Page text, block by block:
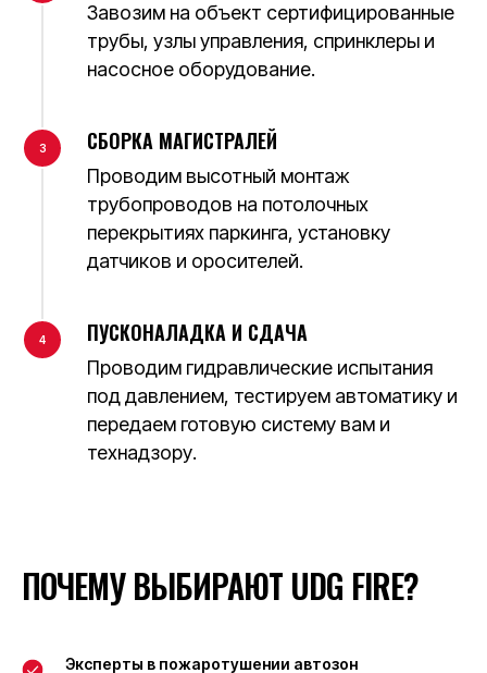
Завозим на объект сертифицированные
трубы, узлы управления, спринклеры и
насосное оборудование.
СБОРКА МАГИСТРАЛЕЙ
Проводим высотный монтаж
трубопроводов на потолочных
перекрытиях паркинга, установку
датчиков и оросителей.
ПУСКОНАЛАДКА И СДАЧА
Проводим гидравлические испытания
под давлением, тестируем автоматику и
передаем готовую систему вам и
технадзору.
ПОЧЕМУ ВЫБИРАЮТ UDG FIRE?
Эксперты в пожаротушении автозон
РАССЧИТАТЬ СТОИМОСТЬ
Ваше имя
Ваш телефон
+373
Тип объекта
с политикой в отношении обработки
персональных данных
Получить расчет
Если проекта нет, поможем
разработать его и возьмем монтаж
«под ключ».